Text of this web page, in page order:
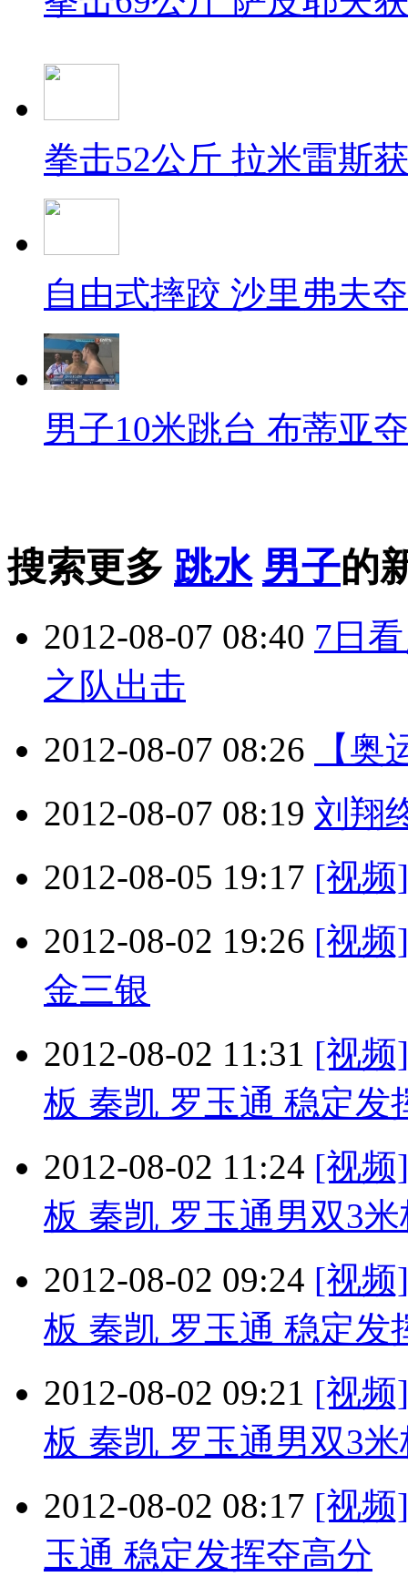
拳击52公斤 拉米雷斯
自由式摔跤 沙里弗夫
男子10米跳台 布蒂亚
搜索更多 跳水 男子的
2012-08-07 08:40 7日
之队出击
2012-08-07 08:26
【
2012-08-07 08:19 刘翔
2012-08-05 19:17 [视频
2012-08-02 19:26 [视频
金三银
2012-08-02 11:31 [视频
板 秦凯 罗玉通 稳定发
2012-08-02 11:24 [视频
板 秦凯 罗玉通男双3
2012-08-02 09:24 [视频
板 秦凯 罗玉通 稳定发
2012-08-02 09:21 [视频
板 秦凯 罗玉通男双3
2012-08-02 08:17 [视频
玉通 稳定发挥夺高分